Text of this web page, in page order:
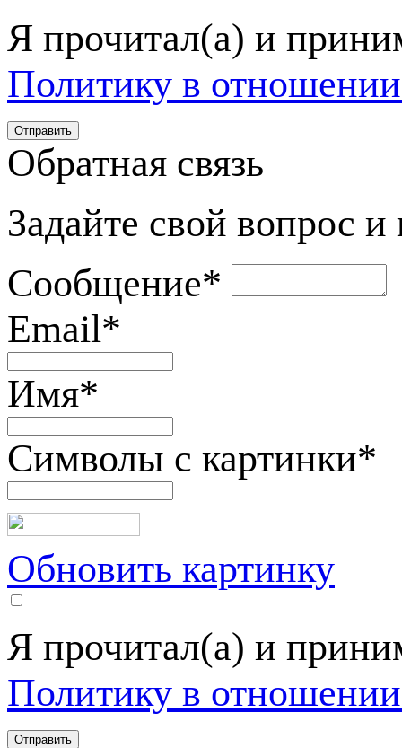
Я прочитал(а) и
Политику в
Обратная связь
Задайте свой вопрос
Сообщение*
Email*
Имя*
Символы с картинки*
Обновить картинку
Я прочитал(а) и
Политику в